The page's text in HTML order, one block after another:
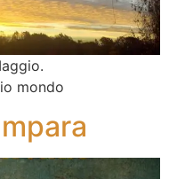
mondo